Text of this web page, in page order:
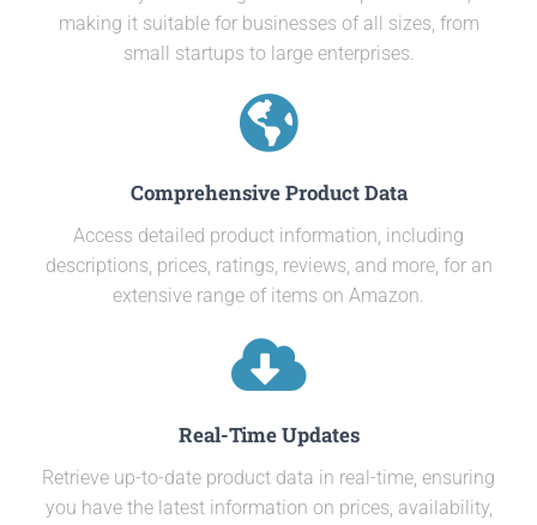
making it suitable for businesses of all sizes, from
small startups to large enterprises.
Comprehensive Product Data
Access detailed product information, including
descriptions, prices, ratings, reviews, and more, for an
extensive range of items on Amazon.
Real-Time Updates
Retrieve up-to-date product data in real-time, ensuring
you have the latest information on prices, availability,